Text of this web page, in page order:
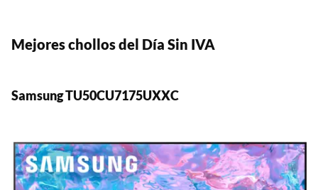
Mejores chollos del Día Sin IVA
Samsung TU50CU7175UXXC